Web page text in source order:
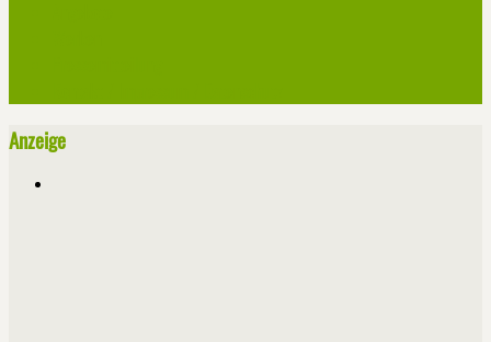
Anzeige